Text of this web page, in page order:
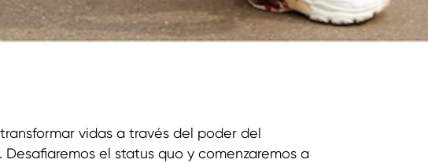
vidas a través del poder del
el status quo y comenzaremos a